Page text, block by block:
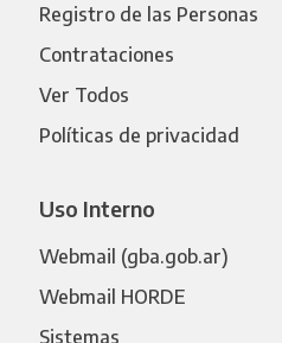
Registro de las Personas
Contrataciones
Ver Todos
Políticas de privacidad
Uso Interno
Webmail (gba.gob.ar)
Webmail HORDE
Sistemas